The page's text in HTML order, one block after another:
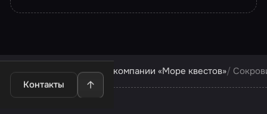
Контакты
Квесты компании «Море квестов»